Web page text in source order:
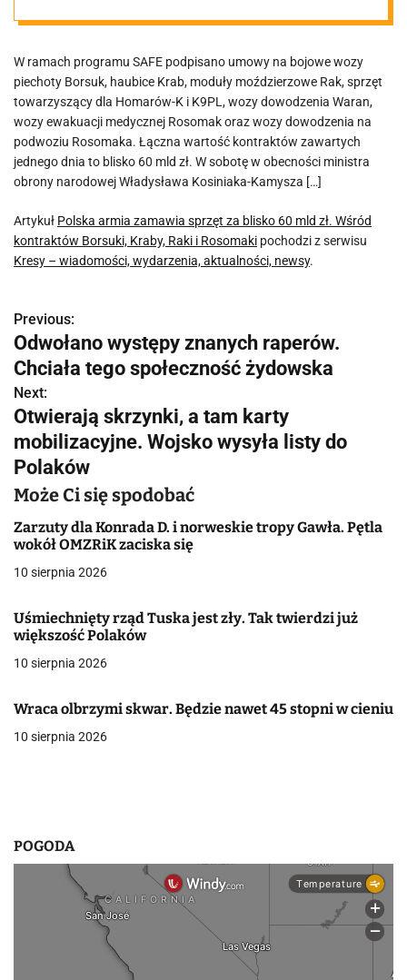
kontraktów
Borsuki, Kraby,
Raki i Rosomaki
W ramach programu SAFE podpisano umowy na bojowe wozy
piechoty Borsuk, haubice Krab, moduły moździerzowe Rak, sprzęt
towarzyszący dla Homarów-K i K9PL, wozy dowodzenia Waran,
wozy ewakuacji medycznej Rosomak oraz wozy dowodzenia na
podwoziu Rosomaka. Łączna wartość kontraktów zawartych
jednego dnia to blisko 60 mld zł. W sobotę w obecności ministra
obrony narodowej Władysława Kosiniaka-Kamysza […]
Artykuł Polska armia zamawia sprzęt za blisko 60 mld zł. Wśród
kontraktów Borsuki, Kraby, Raki i Rosomaki pochodzi z serwisu
Kresy – wiadomości, wydarzenia, aktualności, newsy.
N
a
w
i
g
a
c
j
w
p
i
s
Previous:
Odwołano występy znanych raperów.
Chciała tego społeczność żydowska
Next:
Otwierają skrzynki, a tam karty
mobilizacyjne. Wojsko wysyła listy do
Polaków
Może Ci się spodobać
Zarzuty dla Konrada D. i norweskie tropy Gawła. Pętla
wokół OMZRiK zaciska się
10 sierpnia 2026
Uśmiechnięty rząd Tuska jest zły. Tak twierdzi już
większość Polaków
10 sierpnia 2026
Wraca olbrzymi skwar. Będzie nawet 45 stopni w cieniu
10 sierpnia 2026
POGODA